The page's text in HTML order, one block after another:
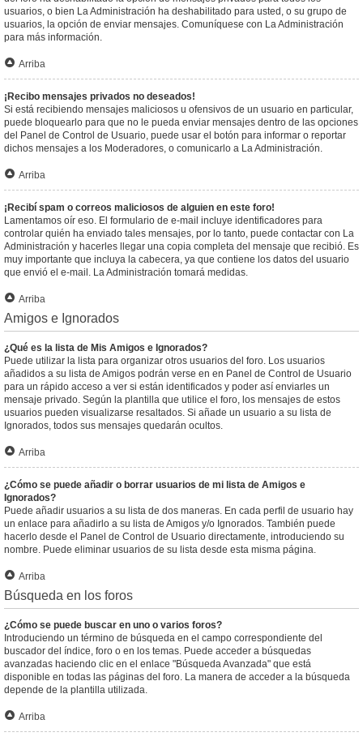
usuarios, o bien La Administración ha deshabilitado para usted, o su grupo de
usuarios, la opción de enviar mensajes. Comuníquese con La Administración
para más información.
Arriba
¡Recibo mensajes privados no deseados!
Si está recibiendo mensajes maliciosos u ofensivos de un usuario en particular,
puede bloquearlo para que no le pueda enviar mensajes dentro de las opciones
del Panel de Control de Usuario, puede usar el botón para informar o reportar
dichos mensajes a los Moderadores, o comunicarlo a La Administración.
Arriba
¡Recibí spam o correos maliciosos de alguien en este foro!
Lamentamos oír eso. El formulario de e-mail incluye identificadores para
controlar quién ha enviado tales mensajes, por lo tanto, puede contactar con La
Administración y hacerles llegar una copia completa del mensaje que recibió. Es
muy importante que incluya la cabecera, ya que contiene los datos del usuario
que envió el e-mail. La Administración tomará medidas.
Arriba
Amigos e Ignorados
¿Qué es la lista de Mis Amigos e Ignorados?
Puede utilizar la lista para organizar otros usuarios del foro. Los usuarios
añadidos a su lista de Amigos podrán verse en en Panel de Control de Usuario
para un rápido acceso a ver si están identificados y poder así enviarles un
mensaje privado. Según la plantilla que utilice el foro, los mensajes de estos
usuarios pueden visualizarse resaltados. Si añade un usuario a su lista de
Ignorados, todos sus mensajes quedarán ocultos.
Arriba
¿Cómo se puede añadir o borrar usuarios de mi lista de Amigos e
Ignorados?
Puede añadir usuarios a su lista de dos maneras. En cada perfil de usuario hay
un enlace para añadirlo a su lista de Amigos y/o Ignorados. También puede
hacerlo desde el Panel de Control de Usuario directamente, introduciendo su
nombre. Puede eliminar usuarios de su lista desde esta misma página.
Arriba
Búsqueda en los foros
¿Cómo se puede buscar en uno o varios foros?
Introduciendo un término de búsqueda en el campo correspondiente del
buscador del índice, foro o en los temas. Puede acceder a búsquedas
avanzadas haciendo clic en el enlace "Búsqueda Avanzada" que está
disponible en todas las páginas del foro. La manera de acceder a la búsqueda
depende de la plantilla utilizada.
Arriba